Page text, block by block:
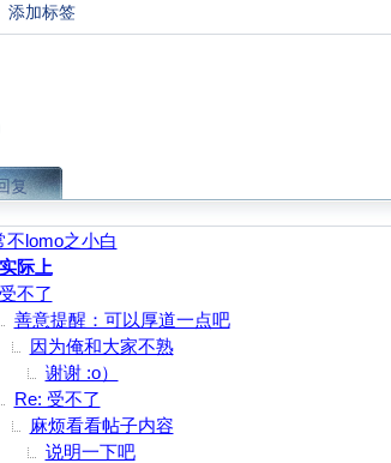
添加标签
复
不lomo之小白
实际上
受不了
善意提醒：可以厚道一点吧
因为俺和大家不熟
谢谢 :o）
Re: 受不了
麻烦看看帖子内容
说明一下吧